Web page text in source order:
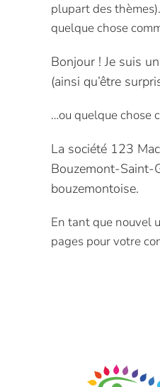
plupart des
quelque chose
Bonjour ! Je suis
(ainsi qu’être
…ou quelque chose
La société 123
Bouzemont-Saint-
bouzemontoise.
En tant que nouvel
pages pour votre